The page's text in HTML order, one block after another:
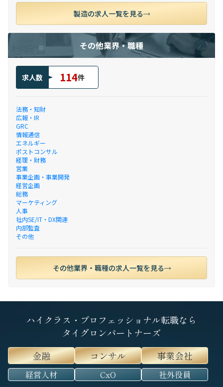
製造の求人一覧を見る
その他業界・職種
求人数 114件
法務・知財
広報・IR
GRC
情報通信
エネルギー
ポストコンサル
経理・財務
営業
事業企画・事業開発
経営企画
総務
マーケティング
人事
社内SE/IT・DX関連
内部監査
その他
その他業界・職種の求人一覧を見る
ハイクラス・プロフェッショナル転職なら
タイグロンパートナーズ
金融
コンサル 事業会社
経営人材 CxO 社外役員